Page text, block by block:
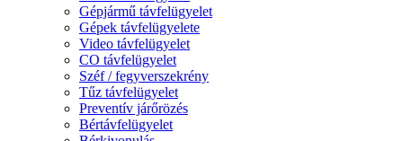
Gépjármű távfelügyelet
Gépek távfelügyelete
Video távfelügyelet
CO távfelügyelet
Széf / fegyverszekrény
Tűz távfelügyelet
Preventív járőrözés
Bértávfelügyelet